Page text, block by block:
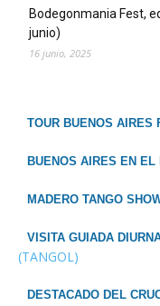
Bodegonmania Fest,
junio)
16 junio, 2025
TOUR BUENOS AIRES
BUENOS AIRES EN
MADERO TANGO
VISITA GUIADA
(TANGOL)
DESTACADO DEL